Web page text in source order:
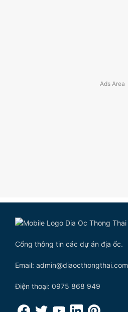
Cổng thông tin các dự án địa ốc.
Email: admin@diaocthongthai.com
Điện thoại: 0975 868 949